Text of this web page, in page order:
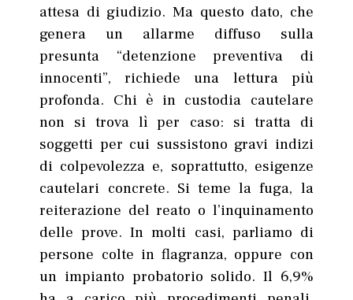
attesa di giudizio. Ma questo dato, che
genera un allarme diffuso sulla
presunta “detenzione preventiva di
innocenti”, richiede una lettura più
profonda. Chi è in custodia cautelare
non si trova lì per caso: si tratta di
soggetti per cui sussistono gravi indizi
di colpevolezza e, soprattutto, esigenze
cautelari concrete. Si teme la fuga, la
reiterazione del reato o l’inquinamento
delle prove. In molti casi, parliamo di
persone colte in flagranza, oppure con
un impianto probatorio solido. Il 6,9%